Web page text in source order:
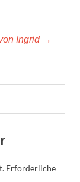
Ingrid →
Erforderliche